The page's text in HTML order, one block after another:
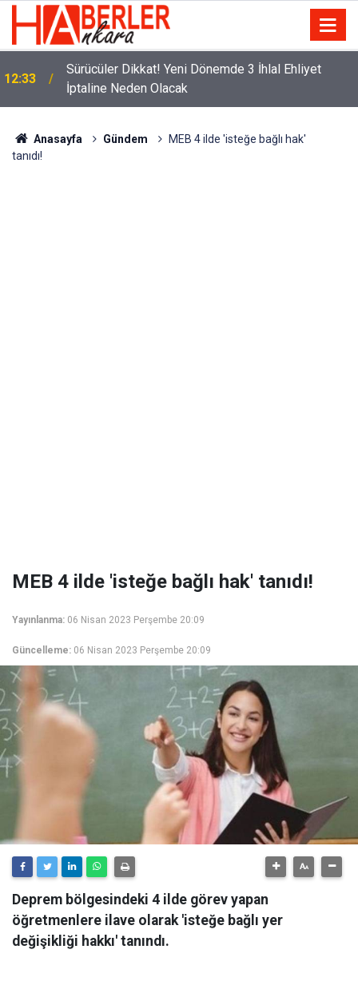
12:33
Sürücüler Dikkat! Yeni Dönemde 3 İhlal Ehliyet
İptaline Neden Olacak
Anasayfa Gündem
MEB 4 ilde 'isteğe bağlı hak'
tanıdı!
MEB 4 ilde 'isteğe bağlı hak' tanıdı!
Yayınlanma: 06 Nisan 2023 Perşembe 20:09
Güncelleme: 06 Nisan 2023 Perşembe 20:09
Deprem bölgesindeki 4 ilde görev yapan
öğretmenlere ilave olarak 'isteğe bağlı yer
değişikliği hakkı' tanındı.